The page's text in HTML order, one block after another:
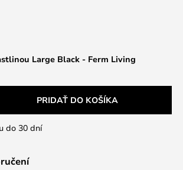
Large Black - Ferm Living
PRIDAŤ DO KOŠÍKA
do 30 dní